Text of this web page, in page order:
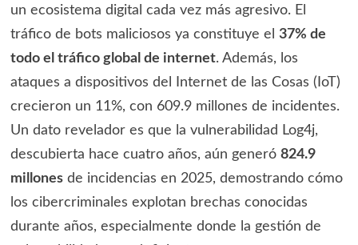
un ecosistema digital cada vez más agresivo. El
tráfico de bots maliciosos ya constituye el 37% de
todo el tráfico global de internet. Además, los
ataques a dispositivos del Internet de las Cosas (IoT)
crecieron un 11%, con 609.9 millones de incidentes.
Un dato revelador es que la vulnerabilidad Log4j,
descubierta hace cuatro años, aún generó 824.9
millonesde incidencias en 2025, demostrando cómo
los cibercriminales explotan brechas conocidas
durante años, especialmente donde la gestión de